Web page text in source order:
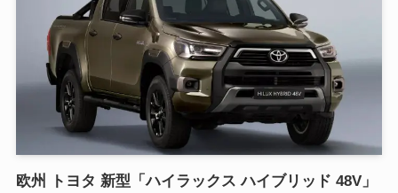
欧州 トヨタ 新型「ハイラックス ハイブリッド 48V」